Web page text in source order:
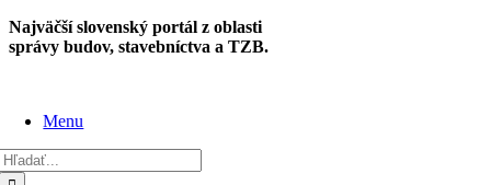
Skip
to
Najväčší slovenský portál z oblasti
správy budov, stavebníctva a TZB.
Menu